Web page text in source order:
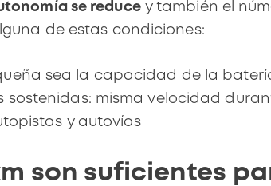
se reducey también el
de estas condiciones:
sea la capacidad de la
sostenidas: misma velocidad
y autovías
son suficientes